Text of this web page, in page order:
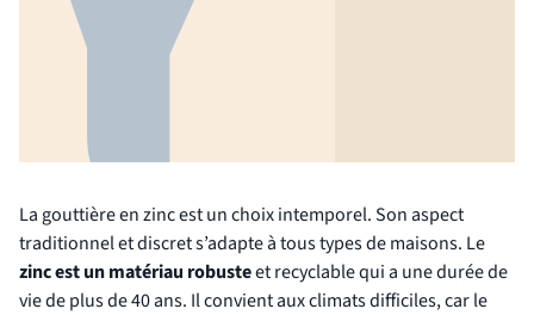
La gouttière en zinc est un choix intemporel. Son aspect
traditionnel et discret s’adapte à tous types de maisons. Le
zinc est un matériau robusteet recyclable qui a une durée de
vie de plus de 40 ans. Il convient aux climats difficiles, car le